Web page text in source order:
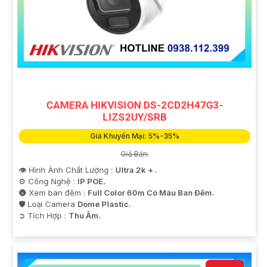
CAMERA HIKVISION DS-2CD2H47G3-
LIZS2UY/SRB
Giá Khuyến Mại: 5%-35%
Giá Bán:
👁 Hình Ành Chất Lượng : Ultra 2k + .
⚙ Công Nghệ : IP POE.
🌚 Xem ban đêm : Full Color 60m Có Màu Ban Ðêm.
🛡 Loại Camera Dome Plastic.
️➲ Tích Hợp : Thu Âm.